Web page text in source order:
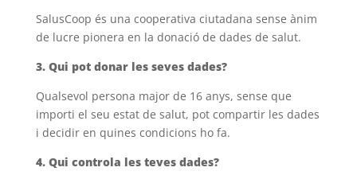
SalusCoop és una cooperativa ciutadana sense ànim
de lucre pionera en la donació de dades de salut.
3. Qui pot donar les seves dades?
Qualsevol persona major de 16 anys, sense que
importi el seu estat de salut, pot compartir les dades
i decidir en quines condicions ho fa.
4. Qui controla les teves dades?